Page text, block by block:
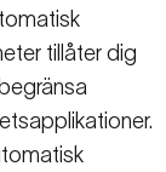
tillåter dig